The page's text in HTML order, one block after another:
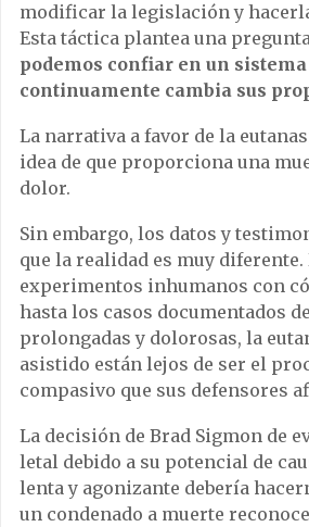
modificar la legislación y
Esta táctica plantea una
podemos confiar en un sistema
continuamente cambia sus
La narrativa a favor de la
idea de que proporciona una
dolor.
Sin embargo, los datos y
que la realidad es muy diferente.
experimentos inhumanos con
hasta los casos documentados
prolongadas y dolorosas, la
asistido están lejos de ser el
compasivo que sus defensores
La decisión de Brad Sigmon de
letal debido a su potencial de
lenta y agonizante debería
un condenado a muerte